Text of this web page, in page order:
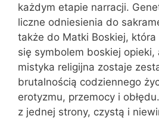
każdym etapie narracji.
liczne odniesienia do
także do Matki Boskiej,
się symbolem boskiej opieki,
mistyka religijna zostaje
brutalnością codziennego
erotyzmu, przemocy i
z jednej strony, czystą i